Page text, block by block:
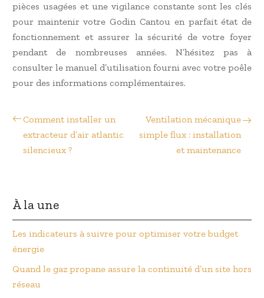
pièces usagées et une vigilance constante sont les clés
pour maintenir votre Godin Cantou en parfait état de
fonctionnement et assurer la sécurité de votre foyer
pendant de nombreuses années. N’hésitez pas à
consulter le manuel d’utilisation fourni avec votre poêle
pour des informations complémentaires.
Comment installer un
extracteur d’air atlantic
silencieux ?
Ventilation mécanique
simple flux : installation
et maintenance
À la une
Les indicateurs à suivre pour optimiser votre budget
énergie
Quand le gaz propane assure la continuité d’un site hors
réseau